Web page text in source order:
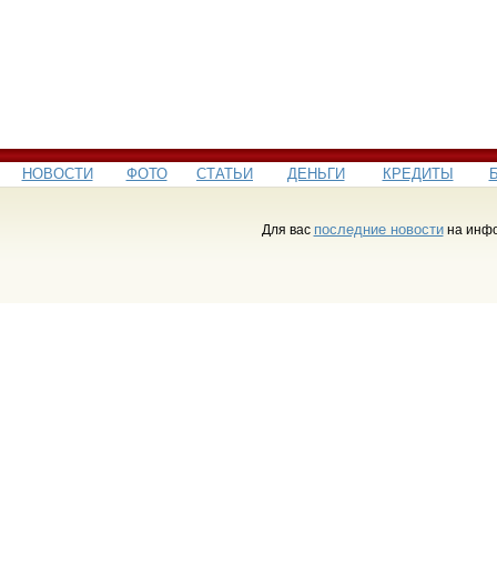
НОВОСТИ ФОТО СТАТЬИ ДЕНЬГИ КРЕДИТЫ
Для вас последние новостина